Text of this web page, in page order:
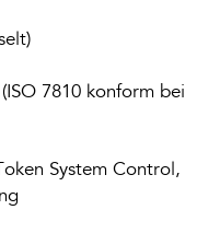
7810 konform bei
System Control,